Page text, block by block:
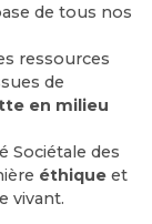
de tous nos
ressources
de
en milieu
Sociétale des
éthique et
vivant.